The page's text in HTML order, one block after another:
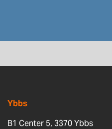
Ybbs
B1 Center 5, 3370 Ybbs